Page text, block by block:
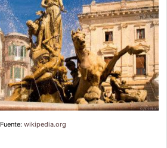
Fuente: wikipedia.org